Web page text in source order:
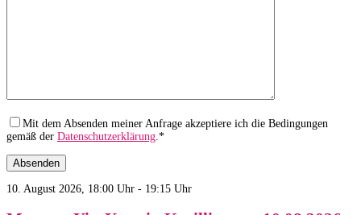
Mit dem Absenden meiner Anfrage akzeptiere ich die Bedingungen
gemäß der Datenschutzerklärung .*
10. August 2026, 18:00 Uhr - 19:15 Uhr